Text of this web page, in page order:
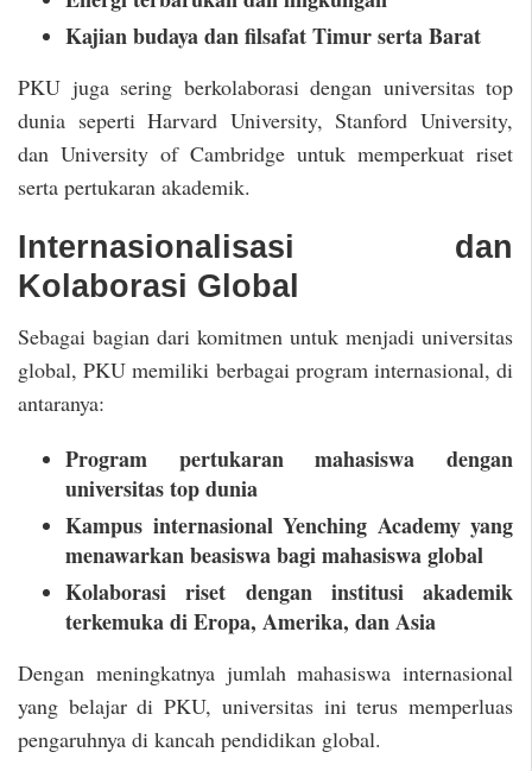
Kajian budaya dan filsafat Timur serta Barat
PKU juga sering berkolaborasi dengan universitas top
dunia seperti Harvard University, Stanford University,
dan University of Cambridge untuk memperkuat riset
serta pertukaran akademik.
Internasionalisasi dan
Kolaborasi Global
Sebagai bagian dari komitmen untuk menjadi universitas
global, PKU memiliki berbagai program internasional, di
antaranya:
Program pertukaran mahasiswa dengan
universitas top dunia
Kampus internasional Yenching Academy yang
menawarkan beasiswa bagi mahasiswa global
Kolaborasi riset dengan institusi akademik
terkemuka di Eropa, Amerika, dan Asia
Dengan meningkatnya jumlah mahasiswa internasional
yang belajar di PKU, universitas ini terus memperluas
pengaruhnya di kancah pendidikan global.